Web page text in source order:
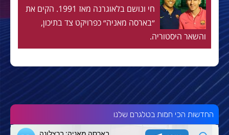
חי ונושם בלאוגרנה מאז 1991. הקים את
״בארסה מאניה״ כפרויקט צד בתיכון,
והשאר היסטוריה.
החדשות הכי חמות בטלגרם שלנו